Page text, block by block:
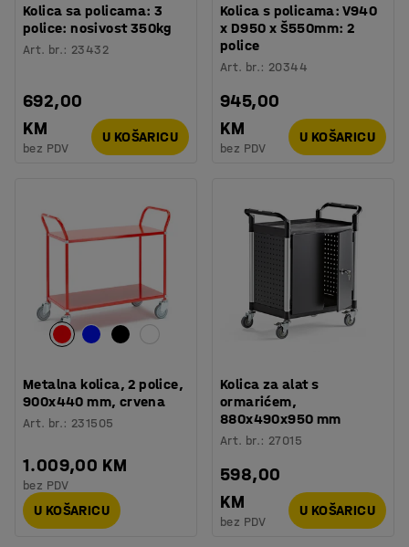
Kolica sa policama: 3
police: nosivost 350kg
Art. br.: 23432
692,00
KM
bez PDV
U KOŠARICU
Kolica s policama: V940
x D950 x Š550mm: 2
police
Art. br.: 20344
945,00
KM
bez PDV
U KOŠARICU
Metalna kolica, 2 police,
900x440 mm, crvena
Art. br.: 231505
1.009,00 KM
bez PDV
U KOŠARICU
Kolica za alat s
ormarićem,
880x490x950 mm
Art. br.: 27015
598,00
KM
bez PDV
U KOŠARICU